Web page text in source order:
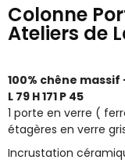
Colonne
Ateliers de
100% chêne
L 79 H 171 P 45
1 porte en verre (
étagères en verre
Incrustation